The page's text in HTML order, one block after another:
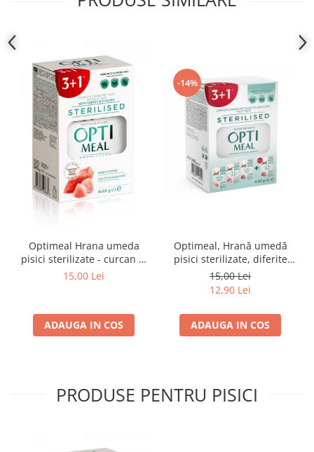
Optimeal Hrana umeda
pisici sterilizate - curcan si
pui in sos, set 3+1,
15,00 Lei
ADAUGA IN COS
-14%
Optimeal, Hrană umedă
pisici sterilizate, diferite
arome, (3+1), 0.34kg
15,00 Lei
12,90 Lei
ADAUGA IN COS
PRODUSE PENTRU PISICI